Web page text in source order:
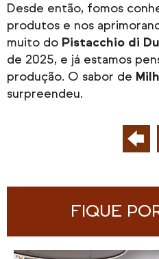
Desde então, fomos
produtos e nos
muito do Pistacchio di
de 2025, e já estamos
produção. O sabor de
surpreendeu.
FIQUE